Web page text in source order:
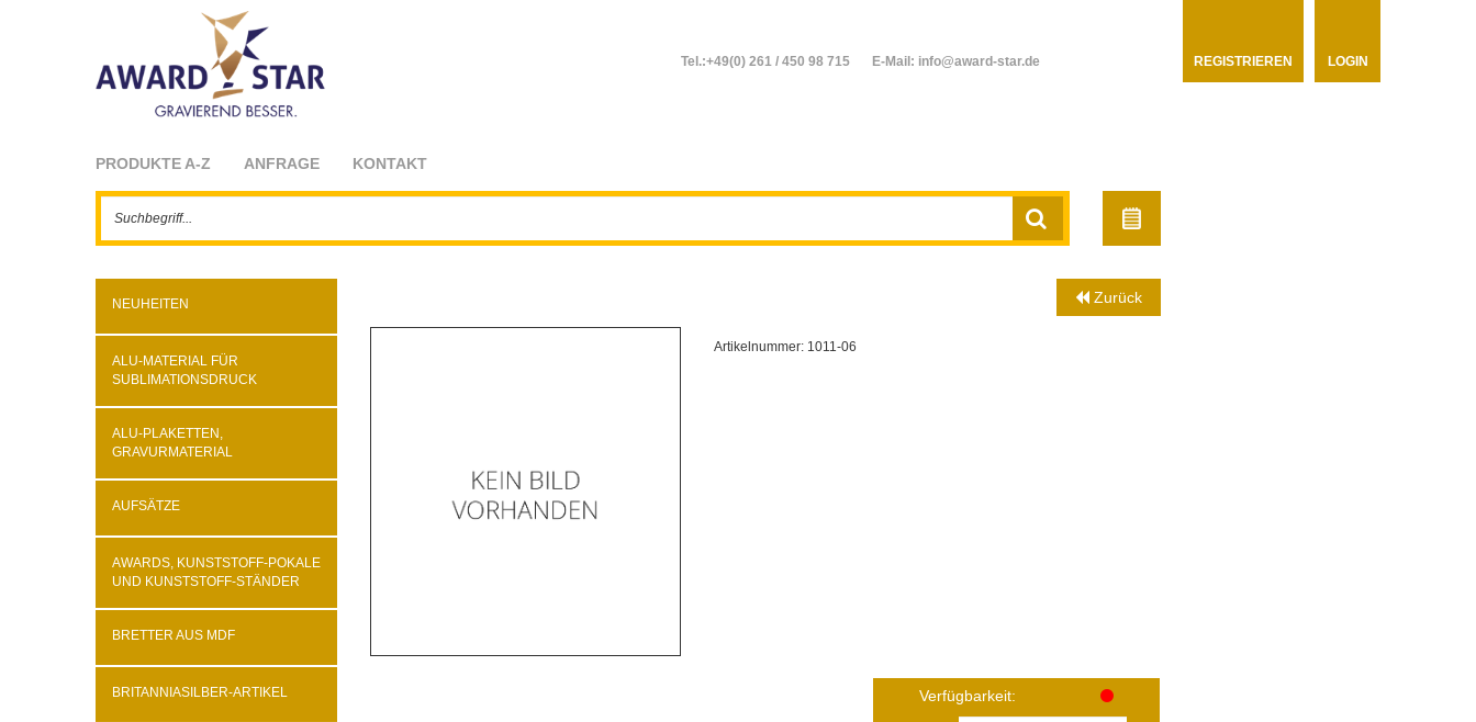
Tel.:+49(0) 261 / 450 98 715 E-Mail: info@award-star.de REGISTRIEREN LOGIN
PRODUKTE A-Z ANFRAGE KONTAKT
NEUHEITEN
ALU-MATERIAL FÜR
SUBLIMATIONSDRUCK
ALU-PLAKETTEN,
GRAVURMATERIAL
AUFSÄTZE
AWARDS, KUNSTSTOFF-POKALE
UND KUNSTSTOFF-STÄNDER
BRETTER AUS MDF
BRITANNIASILBER-ARTIKEL
Zurück
Artikelnummer: 1011-06
Verfügbarkeit: